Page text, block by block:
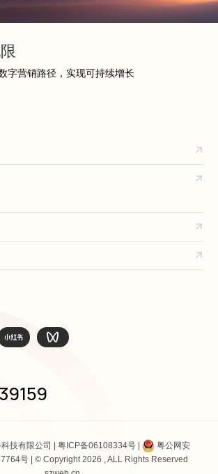
字营销路径，实现可持续增长
技有限公司 | 粤ICP备06108334号|
粤公网安
号| © Copyright 2026 , ALL Rights Reserved